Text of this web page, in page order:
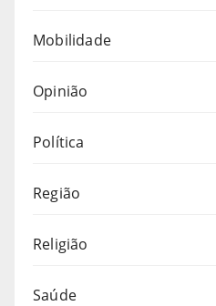
Mobilidade
Opinião
Política
Região
Religião
Saúde